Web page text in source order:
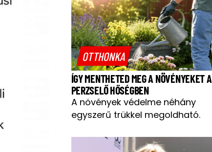
OTTHONKA
ÍGY MENTHETED MEG A NÖVÉNYEKET A
PERZSELŐ HŐSÉGBEN
A növények védelme néhány
egyszerű trükkel megoldható.